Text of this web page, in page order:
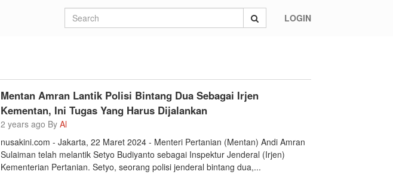
LOGIN
Mentan Amran Lantik Polisi Bintang Dua Sebagai Irjen
Kementan, Ini Tugas Yang Harus Dijalankan
2 years ago By Al
nusakini.com - Jakarta, 22 Maret 2024 - Menteri Pertanian (Mentan) Andi Amran
Sulaiman telah melantik Setyo Budiyanto sebagai Inspektur Jenderal (Irjen)
Kementerian Pertanian. Setyo, seorang polisi jenderal bintang dua,...